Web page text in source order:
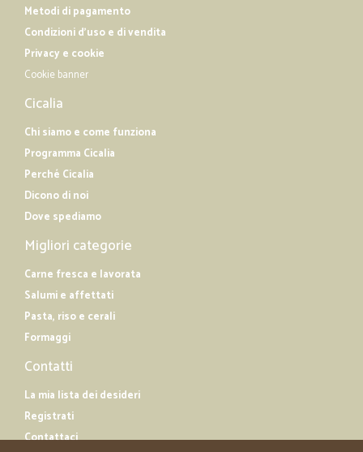
Metodi di pagamento
Condizioni d'uso e di vendita
Privacy e cookie
Cookie banner
Cicalia
Chi siamo e come funziona
Programma Cicalia
Perché Cicalia
Dicono di noi
Dove spediamo
Migliori categorie
Carne fresca e lavorata
Salumi e affettati
Pasta, riso e cerali
Formaggi
Contatti
La mia lista dei desideri
Registrati
Contattaci